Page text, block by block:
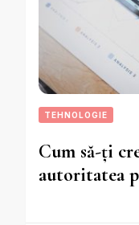
TEHNOLOGIE
Cum să-ți
autoritatea